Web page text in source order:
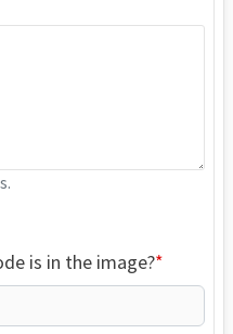
is in the image?